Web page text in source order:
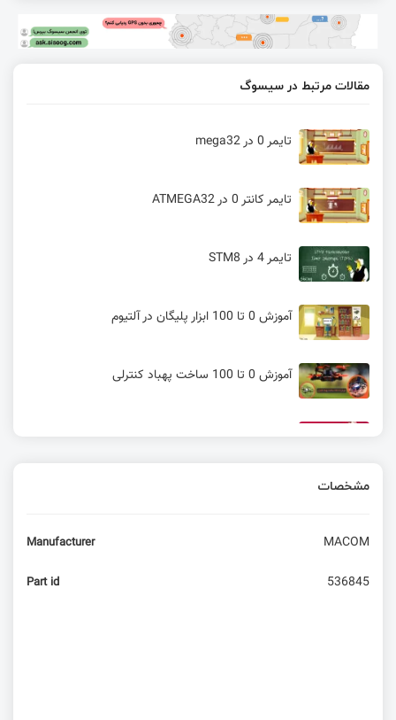
مقالات مرتبط در سیسوگ
تایمر 0 در mega32
تایمر کانتر 0 در ATMEGA32
تایمر 4 در STM8
آموزش 0 تا 100 ابزار پلیگان در آلتیوم
آموزش 0 تا 100 ساخت پهباد کنترلی
4 سؤال مهم در مورد عمر مفید دستگاه‌های
مشخصات
Manufacturer MACOM
Part id 536845